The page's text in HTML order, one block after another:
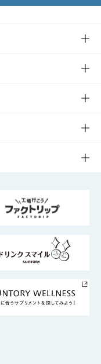
ティ経営